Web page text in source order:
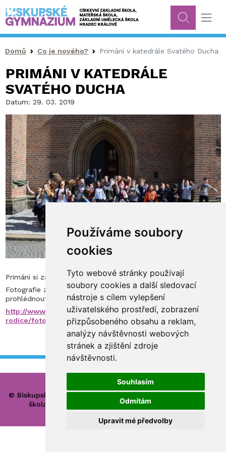
Používáme soubory
cookies
Tyto webové stránky používají
soubory cookies a další sledovací
nástroje s cílem vylepšení
uživatelského prostředí, zobrazení
přizpůsobeného obsahu a reklam,
analýzy návštěvnosti webových
stránek a zjištění zdroje
návštěvnosti.
Souhlasím
Odmítám
Upravit mé předvolby
Drobečková navigace
Domů Co je nového? Primáni v katedrále Svatého Ducha
PRIMÁNI V KATEDRÁLE
SVATÉHO DUCHA
Datum: 29. 03. 2019
Primáni si zahráli na varhany v katedrále Svatého Ducha.
Fotografie zprostředkující tento nevšední zážitek si můžete
prohlédnout zde:
http://www.bisgymbb.cz/pro-studenty-
rodice/fotogalerie/primani-v-katedrale-svateho-ducha
© Biskupské gymnázium, církevní základní škola, mateřská
škola a základní umělecká škola Hradec Králové